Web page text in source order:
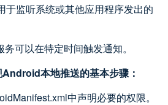
于监听系统或其他应用程序发出的
可以在特定时间触发通知。
本地推送的基本步骤：
中声明必要的权限。